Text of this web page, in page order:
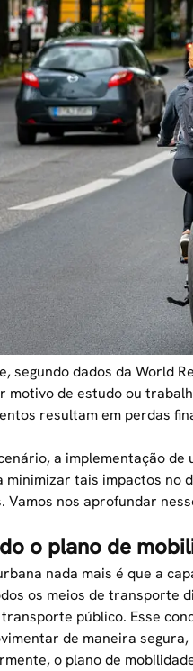
segundo dados da World
motivo de estudo ou
resultam em perdas
a implementação
minimizar tais impactos no
Vamos nos aprofundar
o plano de
nada mais é que a
os meios de transporte
público. Esse
de maneira
o plano de